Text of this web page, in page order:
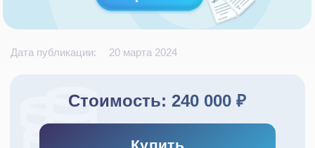
Купить
конкретных условий реализации,
которые описаны в приведённом
кейсе. Итоговая стоимость может
варьироваться в зависимости от